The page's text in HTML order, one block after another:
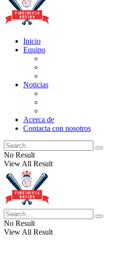
Inicio
Equipo
Noticias
Acerca de
Contacta con nosotros
No Result
View All Result
No Result
View All Result